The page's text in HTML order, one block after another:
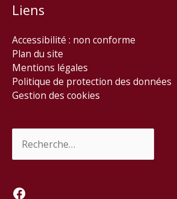
Liens
Accessibilité : non conforme
Plan du site
Mentions légales
Politique de protection des données
Gestion des cookies
Facebook